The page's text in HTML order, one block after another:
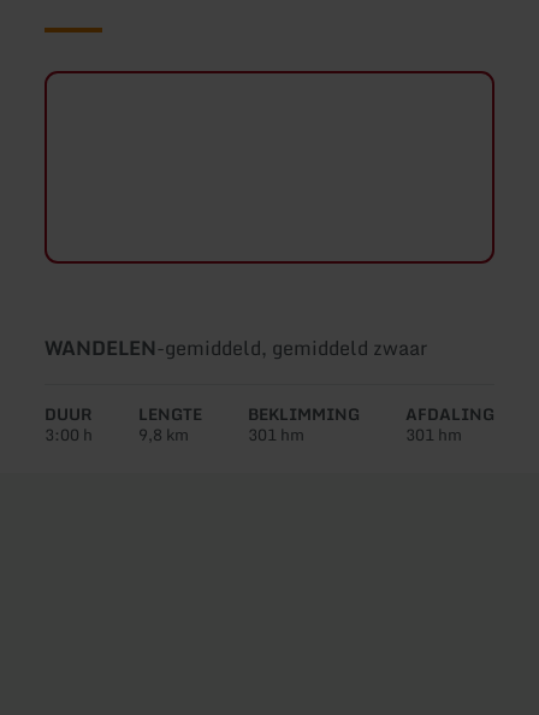
Soort
WANDELEN-Moeilijkheidsgraad:
gemiddeld, gemiddeld zwaar
DUUR
3:00 h
LENGTE
9,8 km
BEKLIMMING
301 hm
AFDALING
301 hm